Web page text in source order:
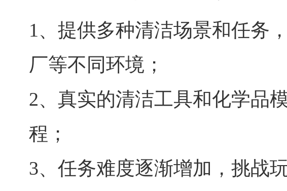
1、提供多种清洁场景和任务
厂等不同环境；
2、真实的清洁工具和化学品
程；
3、任务难度逐渐增加，挑战